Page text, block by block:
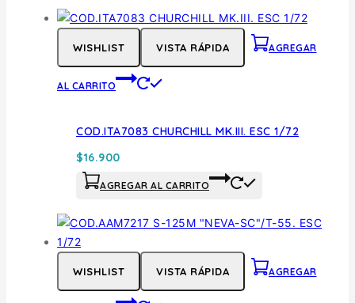
WISHLIST VISTA RÁPIDA AGREGAR
AL CARRITO
COD.ITA7083 CHURCHILL MK.III. ESC 1/72
$16.900
AGREGAR AL CARRITO
WISHLIST VISTA RÁPIDA AGREGAR